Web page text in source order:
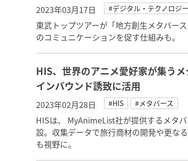
2023年03月17日 #デジタル・テクノロジー
東武トップツアーが「地方創生メタバー
のコミュニケーションを促す仕組みも。
HIS、世界のアニメ愛好家が集う
インバウンド誘致に活用
2023年02月28日 #HIS #メタバース
HISは、 MyAnimeList社が提供するメタ
設。収集データで旅行商材の開発や更な
も視野に。